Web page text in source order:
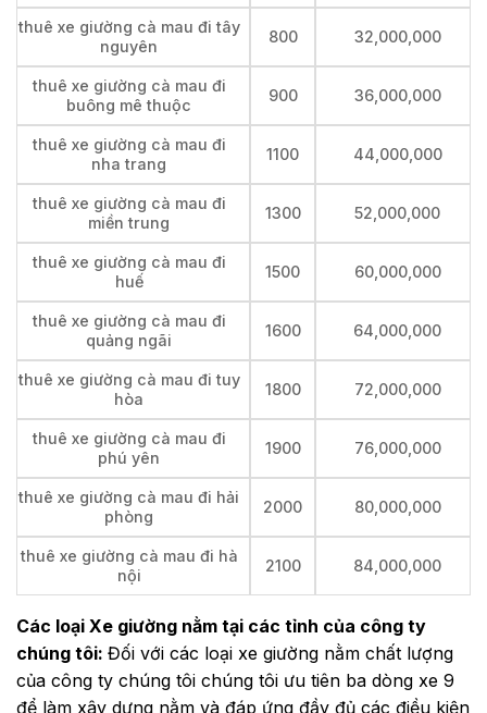
thuê xe giường cà mau đi tây
nguyên
800 32,000,000
thuê xe giường cà mau đi
buông mê thuộc
900 36,000,000
thuê xe giường cà mau đi
nha trang
1100 44,000,000
thuê xe giường cà mau đi
miền trung
1300 52,000,000
thuê xe giường cà mau đi
huế
1500 60,000,000
thuê xe giường cà mau đi
quảng ngãi
1600 64,000,000
thuê xe giường cà mau đi tuy
hòa
1800 72,000,000
thuê xe giường cà mau đi
phú yên
1900 76,000,000
thuê xe giường cà mau đi hải
phòng
2000 80,000,000
thuê xe giường cà mau đi hà
nội
2100 84,000,000
Các loại Xe giường nằm tại các tỉnh của công ty
chúng tôi: Đối với các loại xe giường nằm chất lượng
của công ty chúng tôi chúng tôi ưu tiên ba dòng xe 9
để làm xây dựng nằm và đáp ứng đầy đủ các điều kiện